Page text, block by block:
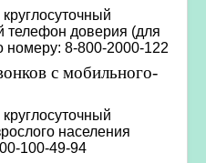
телефон доверия (для
номеру: 8-800-2000-122
с мобильного-
населения
100-49-94